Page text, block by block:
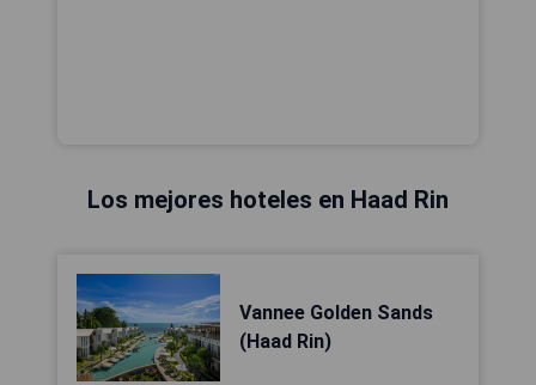
Los mejores hoteles en Haad Rin
Vannee Golden Sands
(Haad Rin)